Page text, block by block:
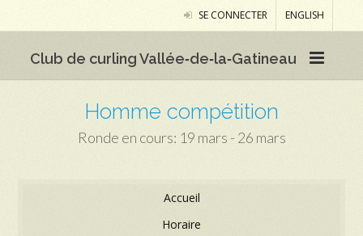
SE CONNECTER ENGLISH
Club de curling Vallée‑de‑la‑Gatineau
Homme compétition
Ronde en cours: 19 mars - 26 mars
Accueil
Horaire